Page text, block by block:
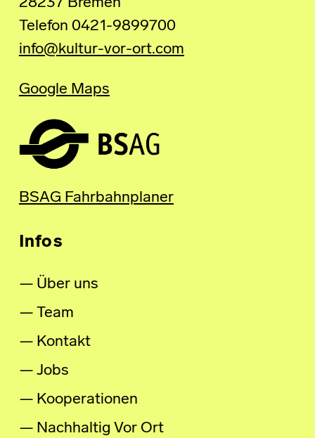
28237 Bremen
Telefon 0421-9899700
info@kultur-vor-ort.com
Google Maps
BSAG Fahrbahnplaner
Infos
Über uns
Team
Kontakt
Jobs
Kooperationen
Nachhaltig Vor Ort